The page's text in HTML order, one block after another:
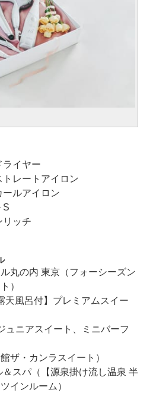
ライヤー
トレートアイロン
ールアイロン
S
リッチ
丸の内 東京（フォーシーズン
）
天風呂付】プレミアムスイー
ュニアスイート、ミニバーフ
ザ・カンラスイート）
＆スパ（【源泉掛け流し温泉 半
インルーム）